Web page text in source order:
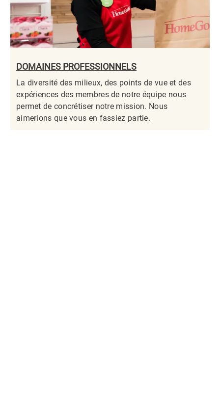
DOMAINES PROFESSIONNELS
La diversité des milieux, des points de vue et des
expériences des membres de notre équipe nous
permet de concrétiser notre mission. Nous
aimerions que vous en fassiez partie.​​​​​​​